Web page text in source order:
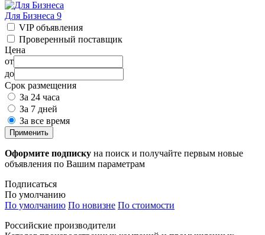
Для Бизнеса 9
VIP объявления
Проверенный поставщик
Цена
от
до
Срок размещения
За 24 часа
За 7 дней
За все время
Применить
Оформите подписку на поиск и получайте первым новые
объявления по Вашим параметрам
Подписаться
По умолчанию
По умолчанию По новизне По стоимости
Российские производители